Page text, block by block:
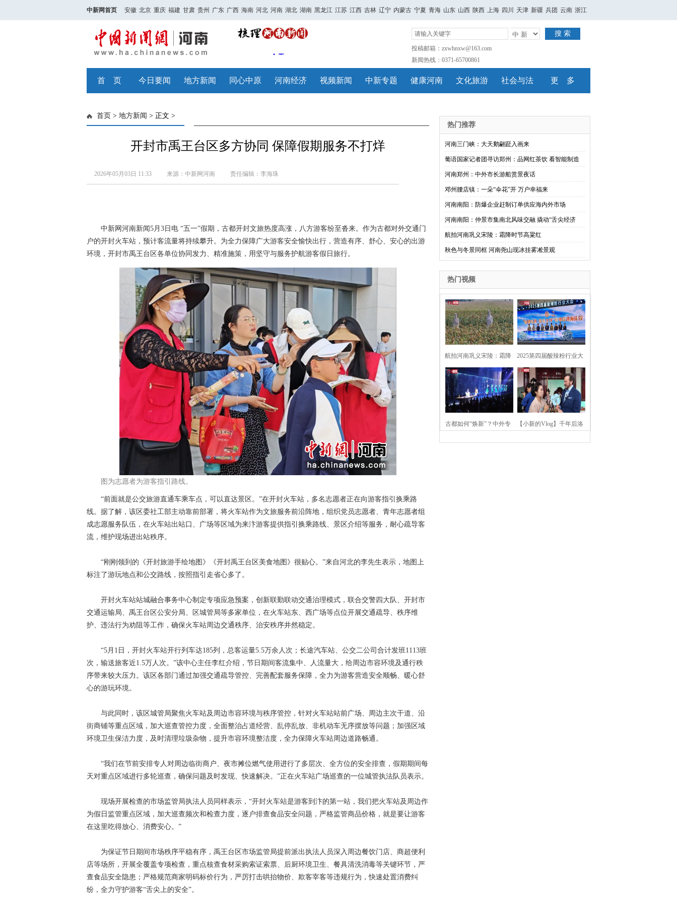
中新网首页 安徽 北京 重庆 福建 甘肃 贵州 广东 广西 海南 河北 河南 湖北 湖南 黑龙江 江苏 江西 吉林 辽宁 内蒙古 宁夏 青海 山东 山西 陕西 上海 四川 天津 新疆 兵团 云南 浙江
搜 索
投稿邮箱：zxwhnxw@163.com
新闻热线：0371-65700861
首 页 今日要闻 地方新闻 同心中原 河南经济 视频新闻 中新专题 健康河南 文化旅游 社会与法 更 多
首页 > 地方新闻 > 正文 >
开封市禹王台区多方协同 保障假期服务不打烊
2026年05月03日 11:33 来源：中新网河南 责任编辑：李海珠
中新网河南新闻5月3日电 “五一”假期，古都开封文旅热度高涨，八方游客纷至沓来。作为古都对外交通门
户的开封火车站，预计客流量将持续攀升。为全力保障广大游客安全愉快出行，营造有序、舒心、安心的出游
环境，开封市禹王台区各单位协同发力、精准施策，用坚守与服务护航游客假日旅行。
图为志愿者为游客指引路线。
“前面就是公交旅游直通车乘车点，可以直达景区。”在开封火车站，多名志愿者正在向游客指引换乘路
线。据了解，该区委社工部主动靠前部署，将火车站作为文旅服务前沿阵地，组织党员志愿者、青年志愿者组
成志愿服务队伍，在火车站出站口、广场等区域为来汴游客提供指引换乘路线、景区介绍等服务，耐心疏导客
流，维护现场进出站秩序。
“刚刚领到的《开封旅游手绘地图》《开封禹王台区美食地图》很贴心。”来自河北的李先生表示，地图上
标注了游玩地点和公交路线，按照指引走省心多了。
开封火车站站城融合事务中心制定专项应急预案，创新联勤联动交通治理模式，联合交警四大队、开封市
交通运输局、禹王台区公安分局、区城管局等多家单位，在火车站东、西广场等点位开展交通疏导、秩序维
护、违法行为劝阻等工作，确保火车站周边交通秩序、治安秩序井然稳定。
“5月1日，开封火车站开行列车达185列，总客运量5.5万余人次；长途汽车站、公交二公司合计发班1113班
次，输送旅客近1.5万人次。”该中心主任李红介绍，节日期间客流集中、人流量大，给周边市容环境及通行秩
序带来较大压力。该区各部门通过加强交通疏导管控、完善配套服务保障，全力为游客营造安全顺畅、暖心舒
心的游玩环境。
与此同时，该区城管局聚焦火车站及周边市容环境与秩序管控，针对火车站站前广场、周边主次干道、沿
街商铺等重点区域，加大巡查管控力度，全面整治占道经营、乱停乱放、非机动车无序摆放等问题；加强区域
环境卫生保洁力度，及时清理垃圾杂物，提升市容环境整洁度，全力保障火车站周边道路畅通。
“我们在节前安排专人对周边临街商户、夜市摊位燃气使用进行了多层次、全方位的安全排查，假期期间每
天对重点区域进行多轮巡查，确保问题及时发现、快速解决。”正在火车站广场巡查的一位城管执法队员表示。
现场开展检查的市场监管局执法人员同样表示，“开封火车站是游客到汴的第一站，我们把火车站及周边作
为假日监管重点区域，加大巡查频次和检查力度，逐户排查食品安全问题，严格监管商品价格，就是要让游客
在这里吃得放心、消费安心。”
为保证节日期间市场秩序平稳有序，禹王台区市场监管局提前派出执法人员深入周边餐饮门店、商超便利
店等场所，开展全覆盖专项检查，重点核查食材采购索证索票、后厨环境卫生、餐具清洗消毒等关键环节，严
查食品安全隐患；严格规范商家明码标价行为，严厉打击哄抬物价、欺客宰客等违规行为，快速处置消费纠
纷，全力守护游客“舌尖上的安全”。
热门推荐
河南三门峡：大天鹅翩跹入画来
葡语国家记者团寻访郑州：品网红茶饮 看智能制造
河南郑州：中外市长游船赏景夜话
邓州腰店镇：一朵“伞花”开 万户幸福来
河南南阳：防爆企业赶制订单供应海内外市场
河南南阳：仲景市集南北风味交融 撬动“舌尖经济
航拍河南巩义宋陵：霜降时节高粱红
秋色与冬景同框 河南尧山现冰挂雾凇景观
热门视频
航拍河南巩义宋陵：霜降
时节高粱红
2025第四届酸辣粉行业大
会在河南开封举行
古都如何“焕新”？中外专 【小新的Vlog】千年后洛